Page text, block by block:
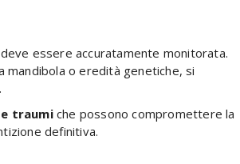
essere accuratamente monitorata.
mandibola o eredità genetiche, si
.
e traumiche possono compromettere la
definitiva.